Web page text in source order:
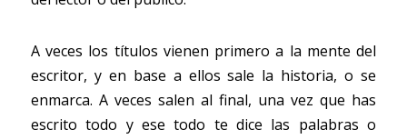
A veces los títulos vienen primero a la mente del
escritor, y en base a ellos sale la historia, o se
enmarca. A veces salen al final, una vez que has
escrito todo y ese todo te dice las palabras o